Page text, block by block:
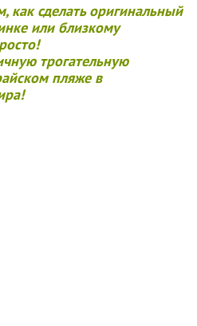
как сделать оригинальный
или близкому
трогательную
пляже в